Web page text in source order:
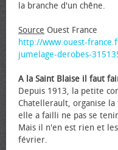
la branche d'un chêne.
Source Ouest France
http://www.ouest-
jumelage-derobes-
A la Saint Blaise il faut
Depuis 1913, la petite
Chatellerault, organise
elle a failli ne pas se
Mais il n'en est rien et
février.